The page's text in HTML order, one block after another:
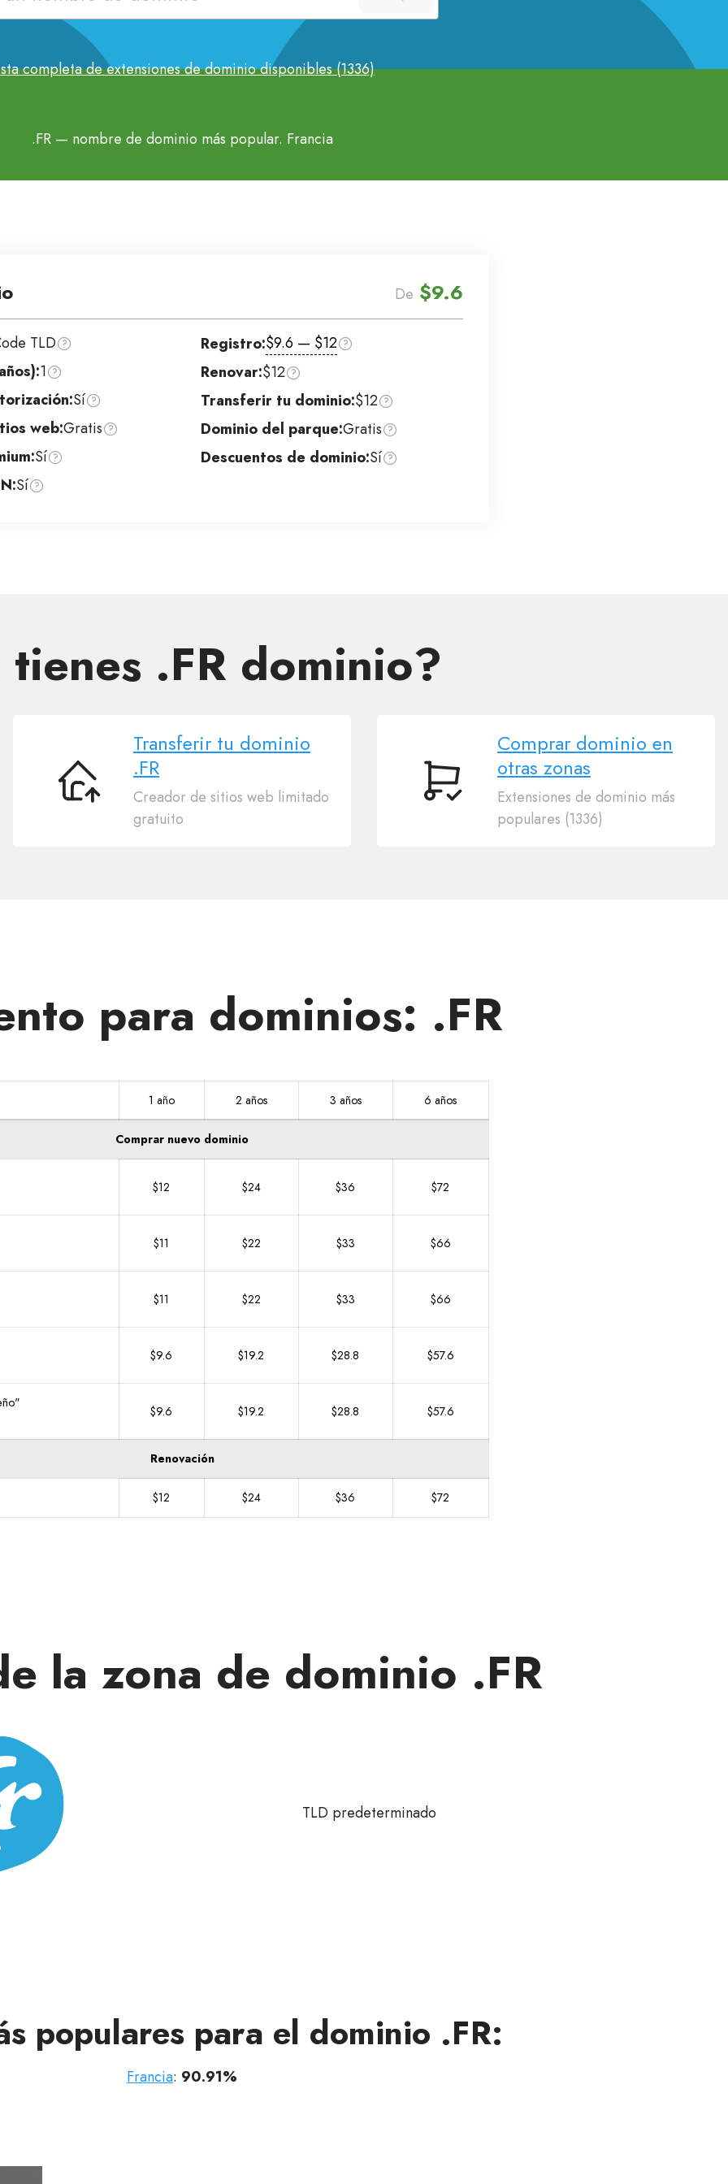
completa de extensiones de dominio disponibles (1336)
.FR— nombre de dominio más popular. Francia
De $9.6
TLD
1
Sí
web:Gratis
Sí
Sí
Registro:$9.6 — $12
Renovar:$12
Transferir tu dominio:$12
Dominio del parque:Gratis
Descuentos de dominio:Sí
tienes .FR dominio?
Transferir
Transferir tu dominio
.FR
Creador de sitios web limitado
gratuito
Comprar
Comprar dominio en
otras zonas
Extensiones de dominio más
populares (1336)
para dominios: .FR
1 año 2 años 3 años 6 años
Comprar nuevo dominio
$12 $24 $36 $72
$11 $22 $33 $66
$11 $22 $33 $66
$9.6 $19.2 $28.8 $57.6
$9.6 $19.2 $28.8 $57.6
Renovación
$12 $24 $36 $72
la zona de dominio .FR
TLD predeterminado
populares para el dominio .FR:
Francia: 90.91%